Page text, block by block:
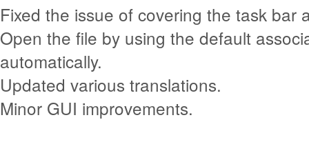
Fixed the issue of covering the task bar
Open the file by using the default
automatically.
Updated various translations.
Minor GUI improvements.